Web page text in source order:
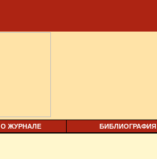
О ЖУРНАЛЕ БИБЛИОГРАФИЯ